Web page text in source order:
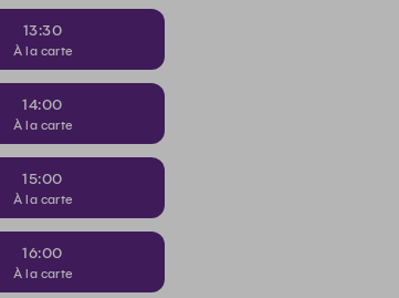
13:30
À la carte
14:00
À la carte
15:00
À la carte
16:00
À la carte